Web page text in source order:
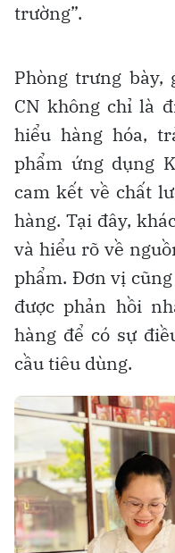
trường”.
Phòng trưng bày,
CN không chỉ là
hiểu hàng hóa,
phẩm ứng dụng
cam kết về chất
hàng. Tại đây,
và hiểu rõ về
phẩm. Đơn vị
được phản hồi
hàng để có sự
cầu tiêu dùng.